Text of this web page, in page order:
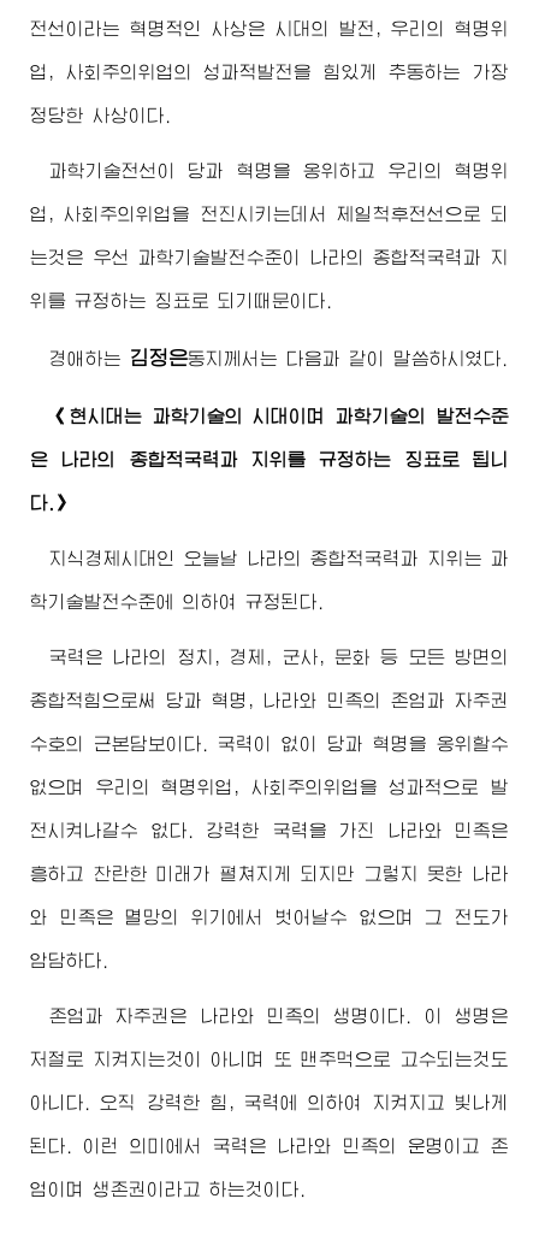
전선이라는 혁명적인 사상은 시대의 발전, 우리의 혁명위
업, 사회주의위업의 성과적발전을 힘있게 추동하는 가장
정당한 사상이다.
과학기술전선이 당과 혁명을 옹위하고 우리의 혁명위
업, 사회주의위업을 전진시키는데서 제일척후전선으로 되
는것은 우선 과학기술발전수준이 나라의 종합적국력과 지
위를 규정하는 징표로 되기때문이다.
경애하는 김정은동지 께서는 다음과 같이 말씀하시였다.
《현시대는 과학기술의 시대이며 과학기술의 발전수준
은 나라의 종합적국력과 지위를 규정하는 징표로 됩니
다.》
지식경제시대인 오늘날 나라의 종합적국력과 지위는 과
학기술발전수준에 의하여 규정된다.
국력은 나라의 정치, 경제, 군사, 문화 등 모든 방면의
종합적힘으로써 당과 혁명, 나라와 민족의 존엄과 자주권
수호의 근본담보이다. 국력이 없이 당과 혁명을 옹위할수
없으며 우리의 혁명위업, 사회주의위업을 성과적으로 발
전시켜나갈수 없다. 강력한 국력을 가진 나라와 민족은
흥하고 찬란한 미래가 펼쳐지게 되지만 그렇지 못한 나라
와 민족은 멸망의 위기에서 벗어날수 없으며 그 전도가
암담하다.
존엄과 자주권은 나라와 민족의 생명이다. 이 생명은
저절로 지켜지는것이 아니며 또 맨주먹으로 고수되는것도
아니다. 오직 강력한 힘, 국력에 의하여 지켜지고 빛나게
된다. 이런 의미에서 국력은 나라와 민족의 운명이고 존
엄이며 생존권이라고 하는것이다.